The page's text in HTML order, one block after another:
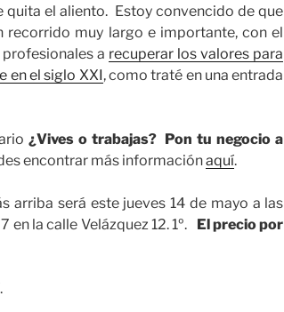
quita el aliento. Estoy convencido de que
recorrido muy largo e importante, con el
a recuperar los valores para
en el siglo XXI, como traté en una entrada
¿Vives o trabajas? Pon tu negocio a
encontrar más informaciónaquí.
arriba será este jueves 14 de mayo a las
en la calle Velázquez 12. 1º. El precio por
.